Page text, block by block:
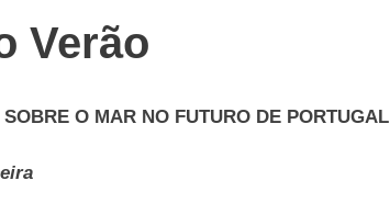
Verão
O MAR NO FUTURO DE PORTUGAL